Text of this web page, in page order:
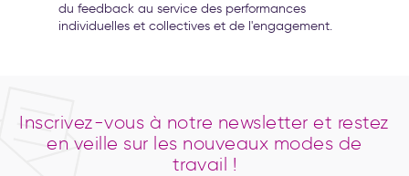
du feedback au service des performances
individuelles et collectives et de l'engagement.
Inscrivez-vous à notre newsletter et restez
en veille sur les nouveaux modes de
travail !